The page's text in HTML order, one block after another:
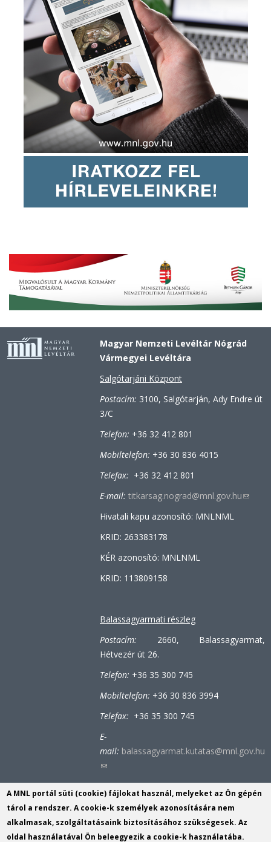
Magyar Nemzeti Levéltár Nógrád
Vármegyei Levéltára
Salgótarjáni Központ
Postacím: 3100, Salgótarján, Ady Endre út
3/C
Telefon: +36 32 412 801
Mobiltelefon: +36 30 836 4015
Telefax: +36 32 412 801
E-mail: titkarsag.nograd@mnl.gov.hu(link
Hivatali kapu azonosító: MNLNML
KRID: 263383178
KÉR azonosító: MNLNML
KRID: 113809158
Balassagyarmati részleg
Postacím: 2660, Balassagyarmat,
Hétvezér út 26.
Telefon: +36 35 300 745
Mobiltelefon: +36 30 836 3994
Telefax: +36 35 300 745
E-
mail: balassagyarmat.kutatas@mnl.gov.hu
(link
sends
e-
mail)
Bátonyterenyei-tiribesi részleg
Postacím:3070, Bátonyterenye (Tiribes),
A MNL portál süti (cookie) fájlokat használ, melyeket az Ön gépén
tárol a rendszer. A cookie-k személyek azonosítására nem
alkalmasak, szolgáltatásaink biztosításához szükségesek. Az
oldal használatával Ön beleegyezik a cookie-k használatába.